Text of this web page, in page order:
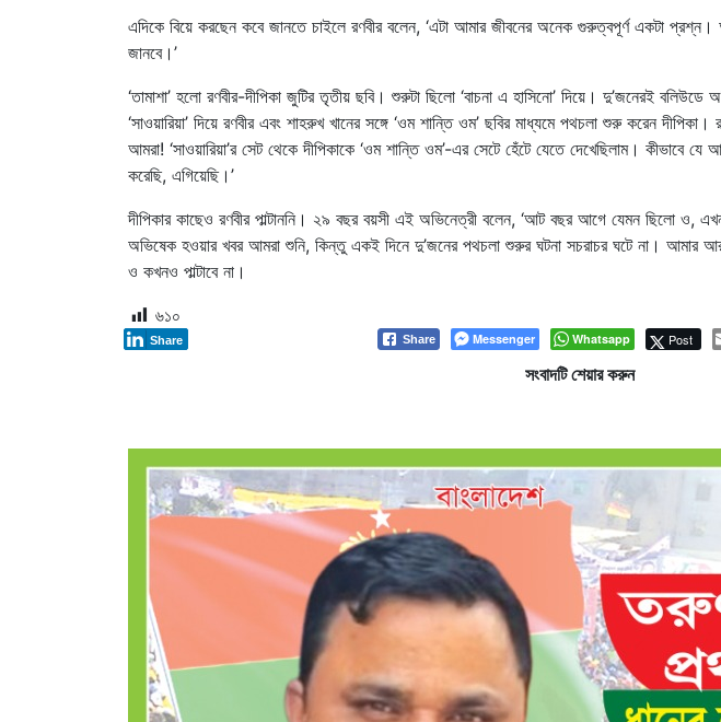
এদিকে বিয়ে করছেন কবে জানতে চাইলে রণবীর বলেন, ‘এটা আমার জীবনের অনেক গুরুত্বপূর্ণ একটা প্রশ্ন।
জানবে।’
‘তামাশা’ হলো রণবীর-দীপিকা জুটির তৃতীয় ছবি। শুরুটা ছিলো ‘বাচনা এ হাসিনো’ দিয়ে। দু’জনেরই
‘সাওয়ারিয়া’ দিয়ে রণবীর এবং শাহরুখ খানের সঙ্গে ‘ওম শান্তি ওম’ ছবির মাধ্যমে পথচলা শুরু করেন
আমরা! ‘সাওয়ারিয়া’র সেট থেকে দীপিকাকে ‘ওম শান্তি ওম’-এর সেটে হেঁটে যেতে দেখেছিলাম। কীভাবে
করেছি, এগিয়েছি।’
দীপিকার কাছেও রণবীর পাল্টাননি। ২৯ বছর বয়সী এই অভিনেত্রী বলেন, ‘আট বছর আগে যেমন ছিলো
অভিষেক হওয়ার খবর আমরা শুনি, কিন্তু একই দিনে দু’জনের পথচলা শুরুর ঘটনা সচরাচর ঘটে না। আমার
ও কখনও পাল্টাবে না।
৬১০
Share Messenger Whatsapp Post
Share
সংবাদটি শেয়ার করুন